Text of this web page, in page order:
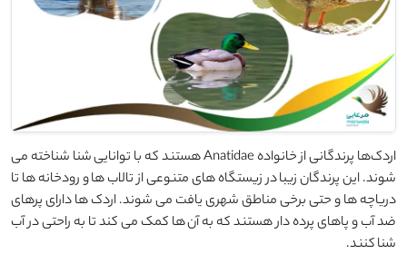
اردک‌ها پرندگانی از خانواده Anatidae هستند که با توانایی‌ شنا شناخته می
‌شوند. این پرندگان زیبا در زیستگاه ‌های متنوعی از تالاب ‌ها و رودخانه ‌ها تا
دریاچه‌ ها و حتی برخی مناطق شهری یافت می ‌شوند. اردک‌ ها دارای پرهای
ضد آب و پاهای پرده‌ دار هستند که به آن‌ ها کمک می ‌کند تا به راحتی در آب
شنا کنند.